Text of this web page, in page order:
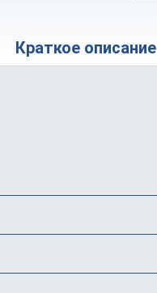
Краткое описание